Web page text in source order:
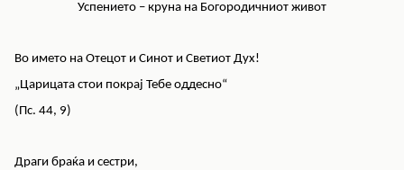
Успението – круна на Богородичниот живот
Во името на Отецот и Синот и Светиот Дух!
„Царицата стои покрај Тебе оддесно“
(Пс. 44, 9)
Драги браќа и сестри,